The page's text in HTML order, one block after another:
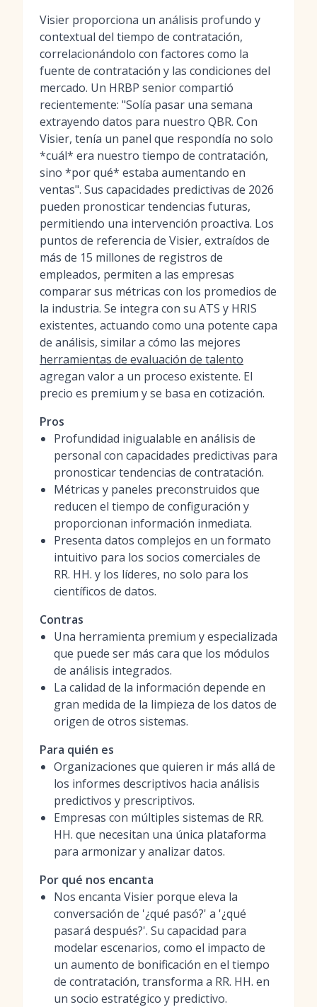
Visier proporciona un análisis profundo y
contextual del tiempo de contratación,
correlacionándolo con factores como la
fuente de contratación y las condiciones del
mercado. Un HRBP senior compartió
recientemente: "Solía pasar una semana
extrayendo datos para nuestro QBR. Con
Visier, tenía un panel que respondía no solo
*cuál* era nuestro tiempo de contratación,
sino *por qué* estaba aumentando en
ventas". Sus capacidades predictivas de 2026
pueden pronosticar tendencias futuras,
permitiendo una intervención proactiva. Los
puntos de referencia de Visier, extraídos de
más de 15 millones de registros de
empleados, permiten a las empresas
comparar sus métricas con los promedios de
la industria. Se integra con su ATS y HRIS
existentes, actuando como una potente capa
de análisis, similar a cómo las mejores
herramientas de evaluación de talento
agregan valor a un proceso existente. El
precio es premium y se basa en cotización.
Pros
Profundidad inigualable en análisis de
personal con capacidades predictivas para
pronosticar tendencias de contratación.
Métricas y paneles preconstruidos que
reducen el tiempo de configuración y
proporcionan información inmediata.
Presenta datos complejos en un formato
intuitivo para los socios comerciales de
RR. HH. y los líderes, no solo para los
científicos de datos.
Contras
Una herramienta premium y especializada
que puede ser más cara que los módulos
de análisis integrados.
La calidad de la información depende en
gran medida de la limpieza de los datos de
origen de otros sistemas.
Para quién es
Organizaciones que quieren ir más allá de
los informes descriptivos hacia análisis
predictivos y prescriptivos.
Empresas con múltiples sistemas de RR.
HH. que necesitan una única plataforma
para armonizar y analizar datos.
Por qué nos encanta
Nos encanta Visier porque eleva la
conversación de '¿qué pasó?' a '¿qué
pasará después?'. Su capacidad para
modelar escenarios, como el impacto de
un aumento de bonificación en el tiempo
de contratación, transforma a RR. HH. en
un socio estratégico y predictivo.